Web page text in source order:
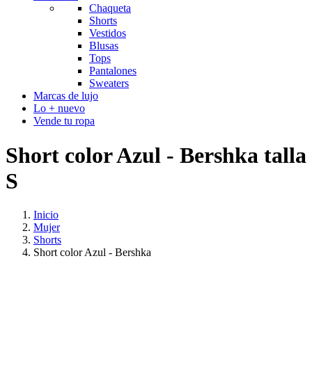
Chaqueta
Shorts
Vestidos
Blusas
Tops
Pantalones
Sweaters
Marcas de lujo
Lo + nuevo
Vende tu ropa
Short color Azul - Bershka talla
S
Inicio
Mujer
Shorts
Short color Azul - Bershka